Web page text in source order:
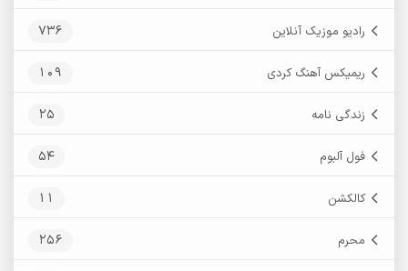
رادیو موزیک آنلاین 736
ریمیکس آهنگ کردی 109
زندگی نامه 25
فول آلبوم 54
کالکشن 11
محرم 256